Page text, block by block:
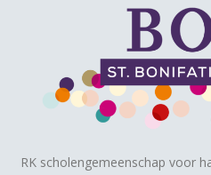
RK scholengemeenschap voor